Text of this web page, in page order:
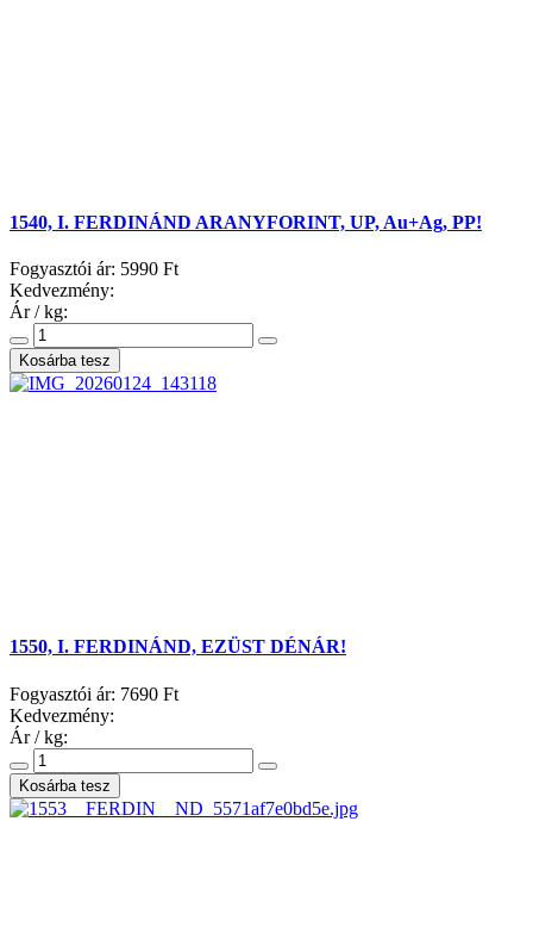
1540, I. FERDINÁND ARANYFORINT, UP, Au+Ag, PP!
Fogyasztói ár: 5990 Ft
Kedvezmény:
Ár / kg:
1550, I. FERDINÁND, EZÜST DÉNÁR!
Fogyasztói ár: 7690 Ft
Kedvezmény:
Ár / kg: